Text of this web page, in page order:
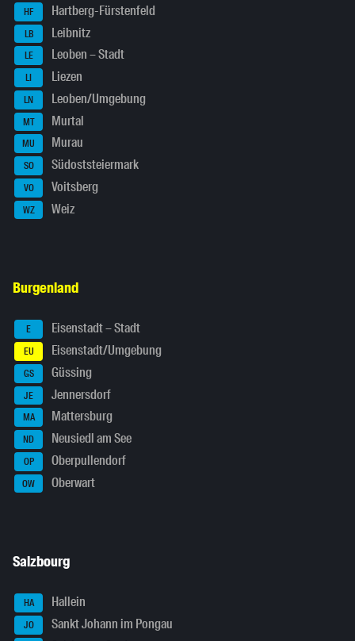
HF Hartberg-Fürstenfeld
LB Leibnitz
LE Leoben – Stadt
LI Liezen
LN Leoben/Umgebung
MT Murtal
MU Murau
SO Südoststeiermark
VO Voitsberg
WZ Weiz
Burgenland
E Eisenstadt – Stadt
EU Eisenstadt/Umgebung
GS Güssing
JE Jennersdorf
MA Mattersburg
ND Neusiedl am See
OP Oberpullendorf
OW Oberwart
Salzbourg
HA Hallein
JO Sankt Johann im Pongau